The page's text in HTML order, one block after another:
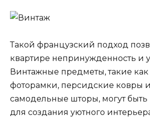
Такой французский подход
квартире непринужденность и
Винтажные предметы, такие
фоторамки, персидские ковры
самодельные шторы, могут быть
для создания уютного